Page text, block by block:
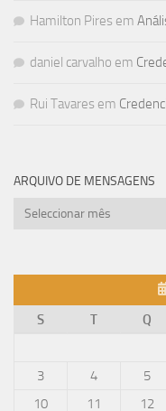
Hamilton Pires em
daniel carvalho em
Rui Tavares em
ARQUIVO DE MENSAGENS
Arquivo
S
T Q
3
4 5
10
11 12